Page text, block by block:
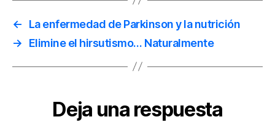
←
La enfermedad de Parkinson y la nutrición
→
Elimine el hirsutismo… Naturalmente
Deja una respuesta